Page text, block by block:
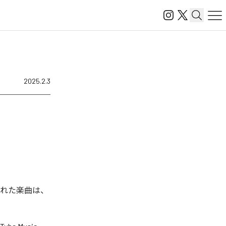
2025.2.3
た楽曲は、